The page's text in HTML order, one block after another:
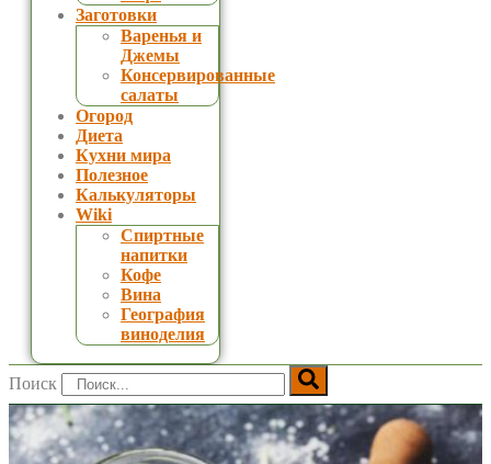
Заготовки
Варенья и
Джемы
Консервированные
салаты
Огород
Диета
Кухни мира
Полезное
Калькуляторы
Wiki
Спиртные
напитки
Кофе
Вина
География
виноделия
Поиск